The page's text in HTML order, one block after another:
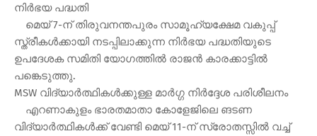
നിര്‍ഭയ പദ്ധതി
മെയ് 7-ന് തിരുവനന്തപുരം സാമൂഹ്യക്ഷേമ വകുപ്പ്
സ്ത്രീകള്‍ക്കായി നടപ്പിലാക്കുന്ന നിര്‍ഭയ പദ്ധതിയുടെ
ഉപദേശക സമിതി യോഗത്തില്‍ രാജന്‍ കാരക്കാട്ടില്‍
പങ്കെടുത്തു.
MSW വിദ്യാര്‍ത്ഥികള്‍ക്കുള്ള മാര്‍ഗ്ഗ നിര്‍ദ്ദേശ പരിശീലനം
എറണാകുളം ഭാരതമാതാ കോളേജിലെ ങടണ
വിദ്യാര്‍ത്ഥികള്‍ക്ക് വേണ്ടി മെയ് 11-ന് സ്രോതസ്സില്‍ വച്ച്